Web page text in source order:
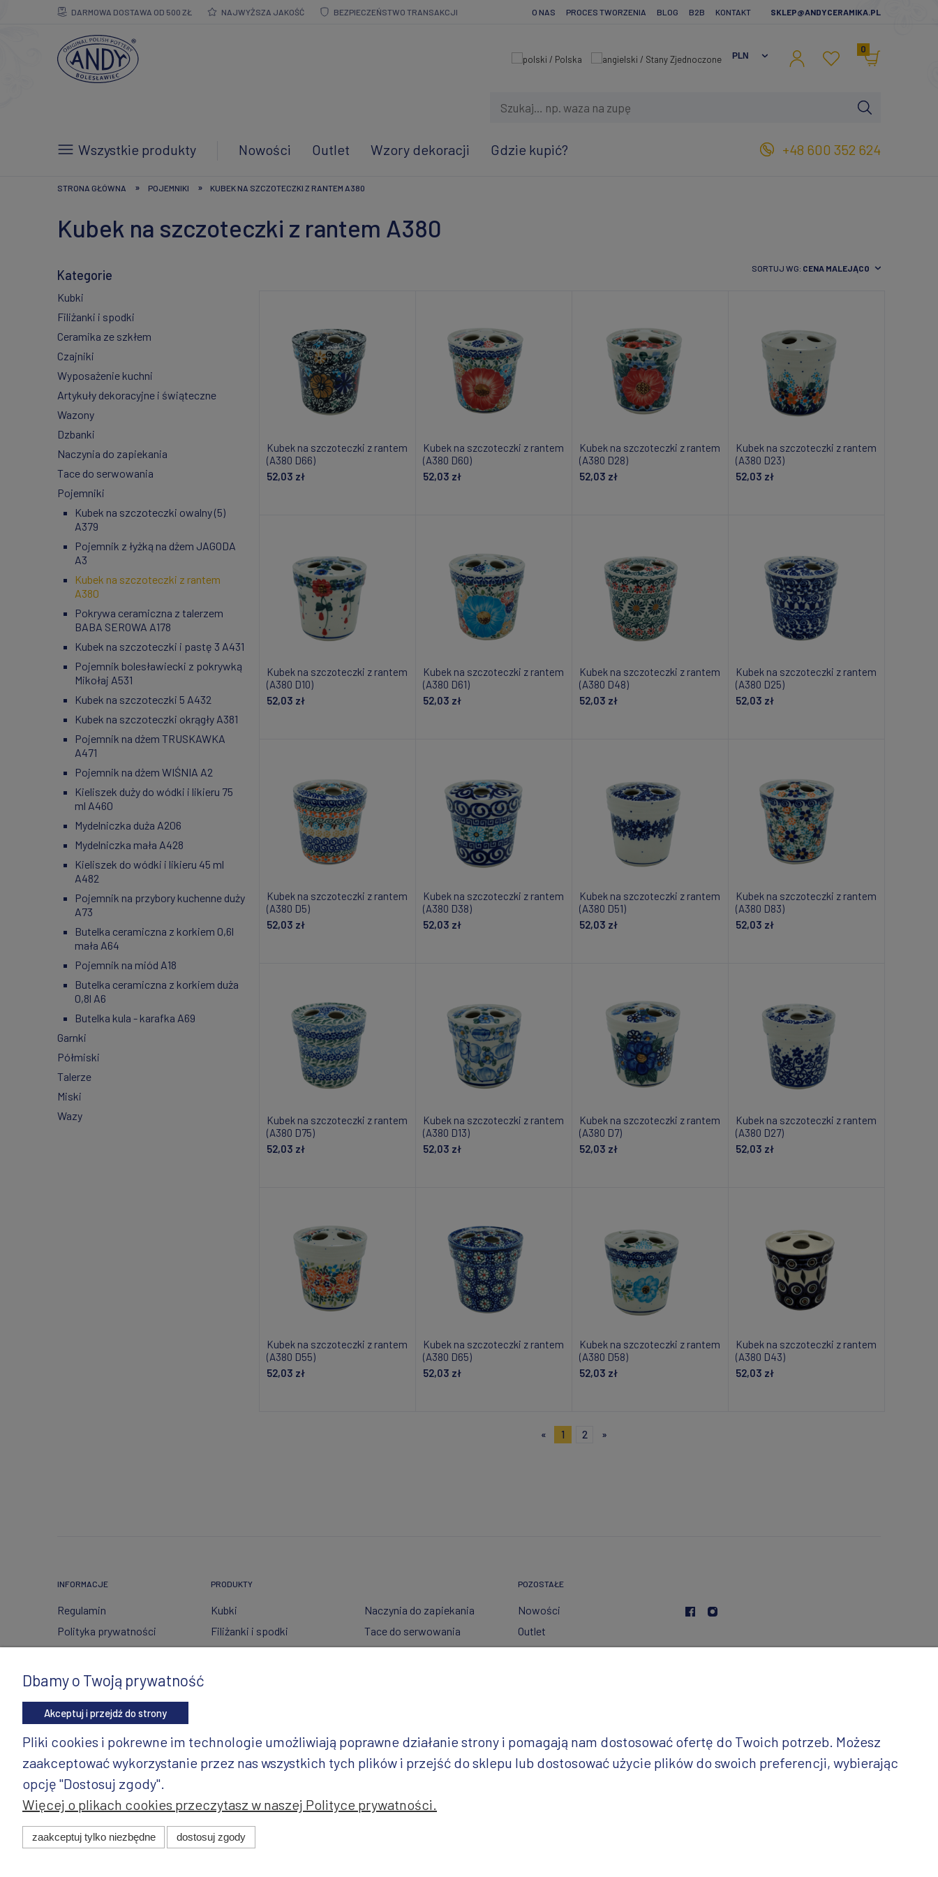
DARMOWA DOSTAWA OD 500 ZŁ NAJWYŻSZA JAKOŚĆ BEZPIECZEŃSTWO TRANSAKCJI O NAS PROCES TWORZENIA BLOG B2B KONTAKT SKLEP@ANDYCERAMIKA.PL
0
Wszystkie produkty Nowości Outlet Wzory dekoracji Gdzie kupić? +48 600 352 624
STRONA GŁÓWNA » POJEMNIKI » KUBEK NA SZCZOTECZKI Z RANTEM A380
Kubek na szczoteczki z rantem A380
Kategorie
Kubki
Filiżanki i spodki
Ceramika ze szkłem
Czajniki
Wyposażenie kuchni
Artykuły dekoracyjne i świąteczne
Wazony
Dzbanki
Naczynia do zapiekania
Tace do serwowania
Pojemniki
Kubek na szczoteczki owalny (5)
A379
Pojemnik z łyżką na dżem JAGODA
A3
Kubek na szczoteczki z rantem
A380
Pokrywa ceramiczna z talerzem
BABA SEROWA A178
Kubek na szczoteczki i pastę 3 A431
Pojemnik bolesławiecki z pokrywką
Mikołaj A531
Kubek na szczoteczki 5 A432
Kubek na szczoteczki okrągły A381
Pojemnik na dżem TRUSKAWKA
A471
Pojemnik na dżem WIŚNIA A2
Kieliszek duży do wódki i likieru 75
ml A460
Mydelniczka duża A206
Mydelniczka mała A428
Kieliszek do wódki i likieru 45 ml
A482
Pojemnik na przybory kuchenne duży
A73
Butelka ceramiczna z korkiem 0,6l
mała A64
Pojemnik na miód A18
Butelka ceramiczna z korkiem duża
0,8l A6
Butelka kula - karafka A69
Garnki
Półmiski
Talerze
Miski
Wazy
SORTUJ WG: CENA MALEJĄCO
Kubek na szczoteczki z rantem
(A380 D66)
52,03 zł
Kubek na szczoteczki z rantem
(A380 D60)
52,03 zł
Kubek na szczoteczki z rantem
(A380 D28)
52,03 zł
Kubek na szczoteczki z rantem
(A380 D23)
52,03 zł
Kubek na szczoteczki z rantem
(A380 D10)
52,03 zł
Kubek na szczoteczki z rantem
(A380 D61)
52,03 zł
Kubek na szczoteczki z rantem
(A380 D48)
52,03 zł
Kubek na szczoteczki z rantem
(A380 D25)
52,03 zł
Kubek na szczoteczki z rantem
(A380 D5)
52,03 zł
Kubek na szczoteczki z rantem
(A380 D38)
52,03 zł
Kubek na szczoteczki z rantem
(A380 D51)
52,03 zł
Kubek na szczoteczki z rantem
(A380 D83)
52,03 zł
Kubek na szczoteczki z rantem
(A380 D75)
52,03 zł
Kubek na szczoteczki z rantem
(A380 D13)
52,03 zł
Kubek na szczoteczki z rantem
(A380 D7)
52,03 zł
Kubek na szczoteczki z rantem
(A380 D27)
52,03 zł
Kubek na szczoteczki z rantem
(A380 D55)
52,03 zł
Kubek na szczoteczki z rantem
(A380 D65)
52,03 zł
Kubek na szczoteczki z rantem
(A380 D58)
52,03 zł
Kubek na szczoteczki z rantem
(A380 D43)
52,03 zł
« 1 2 »
INFORMACJE
Regulamin
Polityka prywatności
Wysyłka i zwroty
Metody płatności
Twoje zamówienia
Ustawienia konta
Gdzie kupić?
PRODUKTY
Kubki
Filiżanki i spodki
Wazony
Dzbanki
Naczynia do zapiekania
Tace do serwowania
Wazy
POZOSTAŁE
Nowości
Outlet
© 2025 ANDY Ceramika. Wszystkie prawa zastrzeżone. Projekt i realizacja:
Dbamy o Twoją prywatność
Akceptuj i przejdź do strony
Pliki cookies i pokrewne im technologie umożliwiają poprawne działanie strony i pomagają nam dostosować ofertę do Twoich potrzeb. Możesz
zaakceptować wykorzystanie przez nas wszystkich tych plików i przejść do sklepu lub dostosować użycie plików do swoich preferencji, wybierając
opcję "Dostosuj zgody".
Więcej o plikach cookies przeczytasz w naszej Polityce prywatności.
zaakceptuj tylko niezbędne dostosuj zgody